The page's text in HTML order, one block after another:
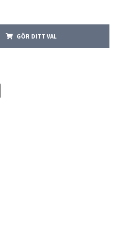
GÖR DITT VAL